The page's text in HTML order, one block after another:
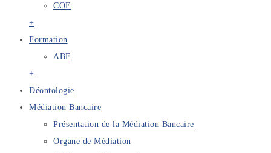
COE
+
Formation
ABF
+
Déontologie
Médiation Bancaire
Présentation de la Médiation Bancaire
Organe de Médiation